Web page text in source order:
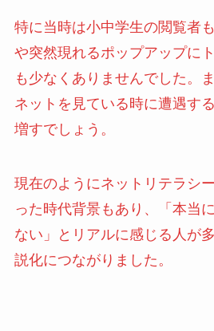
特に当時は小中学生の閲覧者
や突然現れるポップアップに
も少なくありませんでした。
ネットを見ている時に遭遇す
増すでしょう。
現在のようにネットリテラシ
った時代背景もあり、「本当
ない」とリアルに感じる人が
説化につながりました。